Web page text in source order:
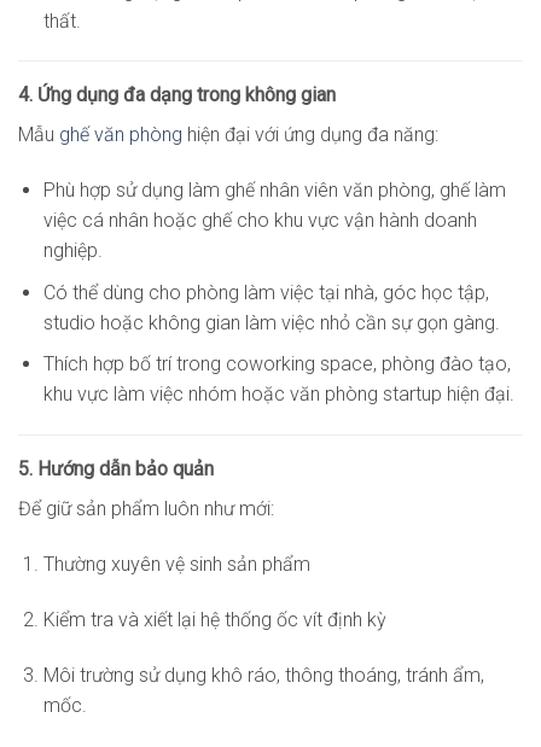
thất.
4. Ứng dụng đa dạng trong không gian
Mẫu ghế văn phòng hiện đại với ứng dụng đa năng:
Phù hợp sử dụng làm ghế nhân viên văn phòng, ghế làm
việc cá nhân hoặc ghế cho khu vực vận hành doanh
nghiệp.
Có thể dùng cho phòng làm việc tại nhà, góc học tập,
studio hoặc không gian làm việc nhỏ cần sự gọn gàng.
Thích hợp bố trí trong coworking space, phòng đào tạo,
khu vực làm việc nhóm hoặc văn phòng startup hiện đại.
5. Hướng dẫn bảo quản
Để giữ sản phẩm luôn như mới:
Thường xuyên vệ sinh sản phẩm
Kiểm tra và xiết lại hệ thống ốc vít định kỳ
Môi trường sử dụng khô ráo, thông thoáng, tránh ẩm,
mốc.